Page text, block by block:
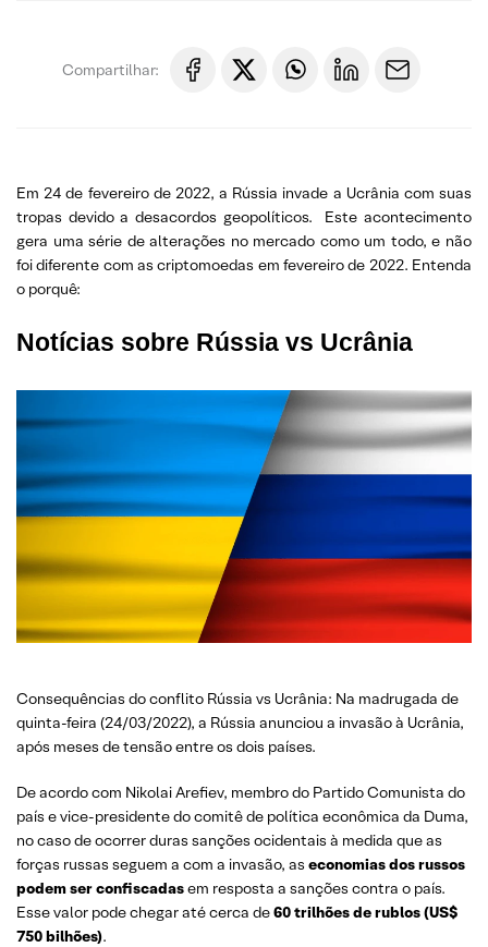
Compartilhar:
Em 24 de fevereiro de 2022, a Rússia invade a Ucrânia com suas
tropas devido a desacordos geopolíticos. Este acontecimento
gera uma série de alterações no mercado como um todo, e não
foi diferente com as criptomoedas em fevereiro de 2022. Entenda
o porquê:
Notícias sobre Rússia vs Ucrânia
Consequências do conflito Rússia vs Ucrânia: Na madrugada de
quinta-feira (24/03/2022), a Rússia anunciou a invasão à Ucrânia,
após meses de tensão entre os dois países.
De acordo com Nikolai Arefiev, membro do Partido Comunista do
país e vice-presidente do comitê de política econômica da Duma,
no caso de ocorrer duras sanções ocidentais à medida que as
forças russas seguem a com a invasão, as economias dos russos
podem ser confiscadasem resposta a sanções contra o país.
Esse valor pode chegar até cerca de60 trilhões de rublos (US$
750 bilhões).